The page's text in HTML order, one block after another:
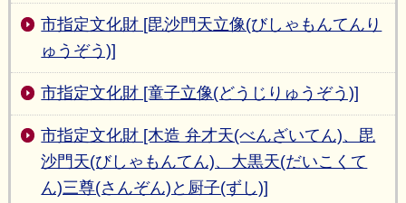
市指定文化財 [毘沙門天立像(びしゃもんてんり
ゅうぞう)]
市指定文化財 [童子立像(どうじりゅうぞう)]
市指定文化財 [木造 弁才天(べんざいてん)、毘
沙門天(びしゃもんてん)、大黒天(だいこくて
ん)三尊(さんぞん)と厨子(ずし)]